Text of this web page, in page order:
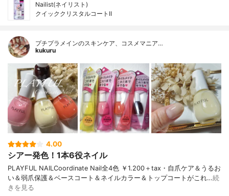
Nailist(ネイリスト)
クイッククリスタルコートII
プチプラメインのスキンケア、コスメマニア…
kukuru
4.00
シアー発色！1本6役ネイル
PLAYFUL NAILCoordinate Nail全4色 ￥1.200＋tax・自爪ケア＆うるお
い＆弱爪保護＆ベースコート＆ネイルカラー＆トップコートがこれ…続
きを見る